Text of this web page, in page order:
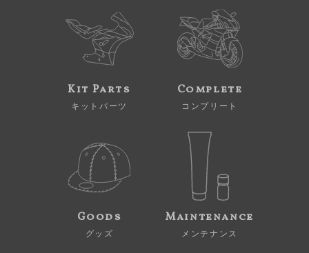
Kit Parts
キットパーツ
Complete
コンプリート
Goods
グッズ
Maintenance
メンテナンス